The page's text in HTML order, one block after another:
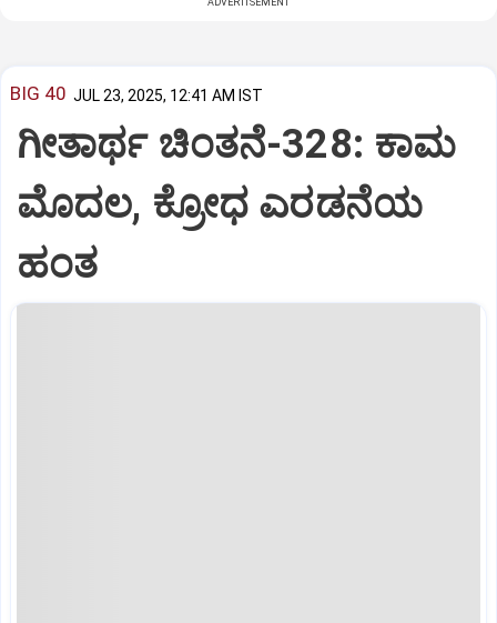
BIG 40 JUL 23, 2025, 12:41 AM IST
ಗೀತಾರ್ಥ ಚಿಂತನೆ-328: ಕಾಮ
ಮೊದಲ, ಕ್ರೋಧ ಎರಡನೆಯ
ಹಂತ